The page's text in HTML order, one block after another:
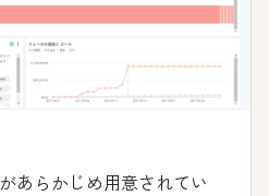
あらかじめ用意されてい